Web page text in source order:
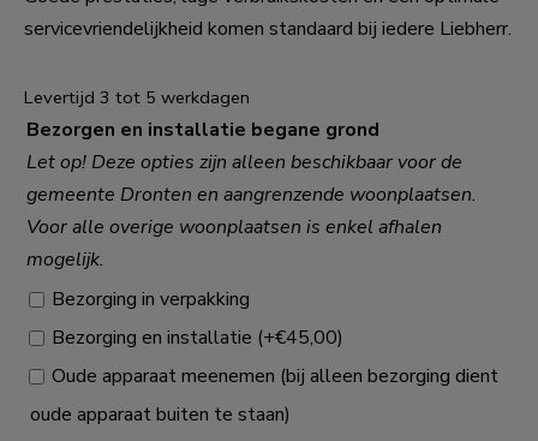
servicevriendelijkheid komen standaard bij iedere Liebherr.
Levertijd 3 tot 5 werkdagen
Bezorgen en installatie begane grond
Let op! Deze opties zijn alleen beschikbaar voor de
gemeente Dronten en aangrenzende woonplaatsen.
Voor alle overige woonplaatsen is enkel afhalen
mogelijk.
Bezorging in verpakking
Bezorging en installatie (+€45,00)
Oude apparaat meenemen (bij alleen bezorging dient
oude apparaat buiten te staan)